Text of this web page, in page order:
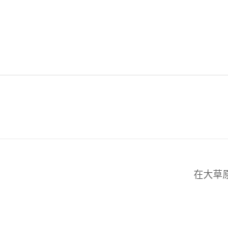
在大草